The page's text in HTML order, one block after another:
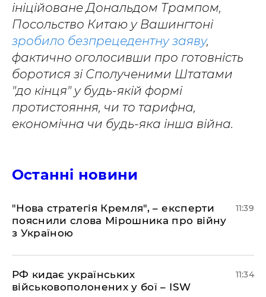
ініційоване Дональдом Трампом,
Посольство Китаю у Вашингтоні
зробило безпрецедентну заяву,
фактично оголосивши про готовність
боротися зі Сполученими Штатами
"до кінця" у будь-якій формі
протистояння, чи то тарифна,
економічна чи будь-яка інша війна.
Останні новини
"Нова стратегія Кремля", – експерти
пояснили слова Мірошника про війну
з Україною
11:39
РФ кидає українських
військовополонених у бої – ISW
11:34